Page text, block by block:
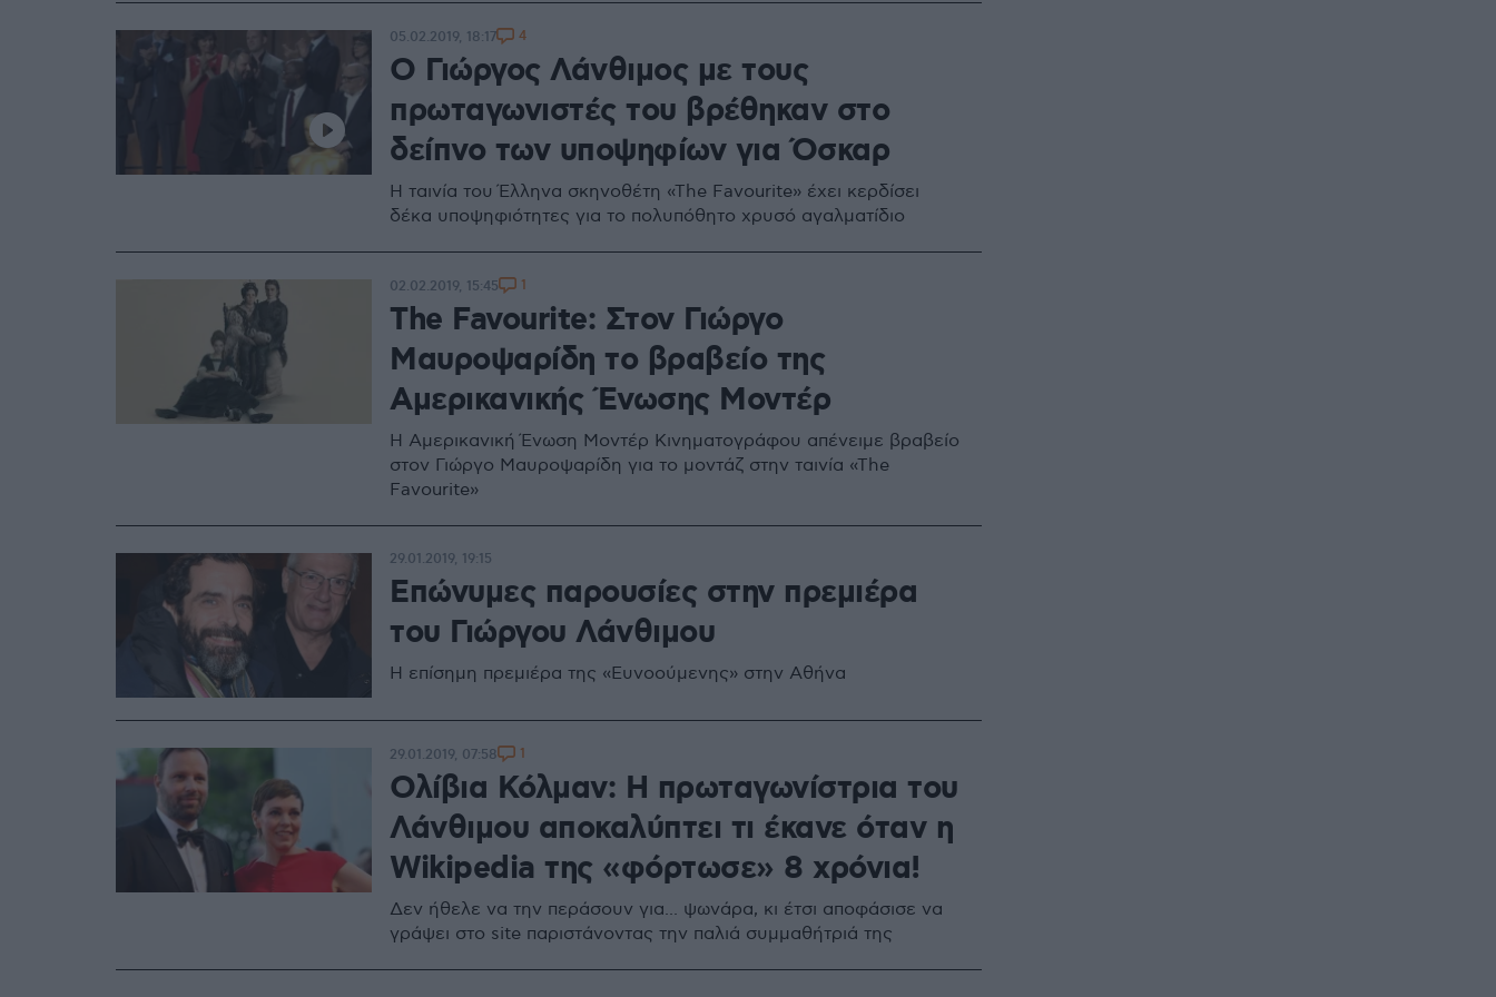
Ο Γιώργος Λάνθιμος με τους
πρωταγωνιστές του βρέθηκαν στο
δείπνο των υποψηφίων για Όσκαρ
Η ταινία του Έλληνα σκηνοθέτη «The Favourite» έχει κερδίσει
δέκα υποψηφιότητες για το πολυπόθητο χρυσό αγαλματίδιο
05.02.2019, 18:17 4
The Favourite: Στον Γιώργο
Μαυροψαρίδη το βραβείο της
Αμερικανικής Ένωσης Μοντέρ
Η Αμερικανική Ένωση Μοντέρ Κινηματογράφου απένειμε βραβείο
στον Γιώργο Μαυροψαρίδη για το μοντάζ στην ταινία «The
Favourite»
02.02.2019, 15:45 1
Επώνυμες παρουσίες στην πρεμιέρα
του Γιώργου Λάνθιμου
Η επίσημη πρεμιέρα της «Ευνοούμενης» στην Αθήνα
29.01.2019, 19:15
Ολίβια Κόλμαν: Η πρωταγωνίστρια του
Λάνθιμου αποκαλύπτει τι έκανε όταν η
Wikipedia της «φόρτωσε» 8 χρόνια!
Δεν ήθελε να την περάσουν για... ψωνάρα, κι έτσι αποφάσισε να
γράψει στο site παριστάνοντας την παλιά συμμαθήτριά της
29.01.2019, 07:58 1